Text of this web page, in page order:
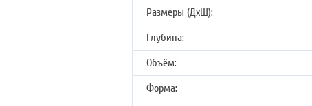
Размеры (ДхШ):
Глубина:
Объём:
Форма: